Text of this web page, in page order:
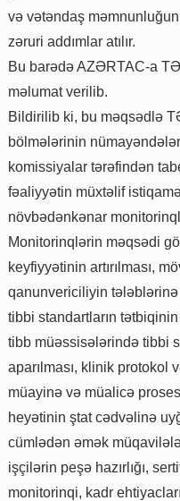
və vətəndaş
zəruri addımlar atılır.
Bu barədə AZƏRTAC-a
məlumat verilib.
Bildirilib ki, bu məqsədlə
bölmələrinin
komissiyalar tərəfindən
fəaliyyətin müxtəlif
növbədənkənar
Monitorinqlərin məqsədi
keyfiyyətinin artırılması,
qanunvericiliyin
tibbi standartların
tibb müəssisələrində tibbi
aparılması, klinik protokol
müayinə və müalicə
heyətinin ştat cədvəlinə
cümlədən əmək
işçilərin peşə hazırlığı,
monitorinqi, kadr